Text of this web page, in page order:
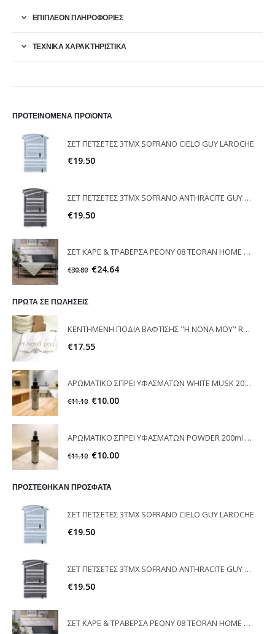
ΕΠΙΠΛΈΟΝ ΠΛΗΡΟΦΟΡΊΕΣ
ΤΕΧΝΙΚΑ ΧΑΡΑΚΤΗΡΙΣΤΙΚΑ
ΠΡΟΤΕΙΝΟΜΕΝΑ ΠΡΟϊΟΝΤΑ
ΣΕΤ ΠΕΤΣΕΤΕΣ 3ΤΜΧ SOFRANO CIELO GUY LAROCHE
€19.50
ΣΕΤ ΠΕΤΣΕΤΕΣ 3ΤΜΧ SOFRANO ANTHRACITE GUY LAROCHE
€19.50
ΣΕΤ ΚΑΡΕ & ΤΡΑΒΕΡΣΑ PEONY 08 TEORAN HOME & MORE
€30.80 €24.64
ΠΡΩΤΑ ΣΕ ΠΩΛΗΣΕΙΣ
ΚΕΝΤΗΜΕΝΗ ΠΟΔΙΑ ΒΑΦΤΙΣΗΣ "Η ΝΟΝΑ ΜΟΥ" RAISON D'ETRE
€17.55
ΑΡΩΜΑΤΙΚΟ ΣΠΡΕΙ ΥΦΑΣΜΑΤΩΝ WHITE MUSK 200ml ELEGANT
€11.10 €10.00
ΑΡΩΜΑΤΙΚΟ ΣΠΡΕΙ ΥΦΑΣΜΑΤΩΝ POWDER 200ml ELEGANT
€11.10 €10.00
ΠΡΟΣΤΕΘΗΚΑΝ ΠΡΟΣΦΑΤΑ
ΣΕΤ ΠΕΤΣΕΤΕΣ 3ΤΜΧ SOFRANO CIELO GUY LAROCHE
€19.50
ΣΕΤ ΠΕΤΣΕΤΕΣ 3ΤΜΧ SOFRANO ANTHRACITE GUY LAROCHE
€19.50
ΣΕΤ ΚΑΡΕ & ΤΡΑΒΕΡΣΑ PEONY 08 TEORAN HOME & MORE